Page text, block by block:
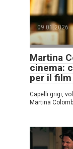
09.01.2026
Martina
cinema:
per il
Capelli grigi,
Martina